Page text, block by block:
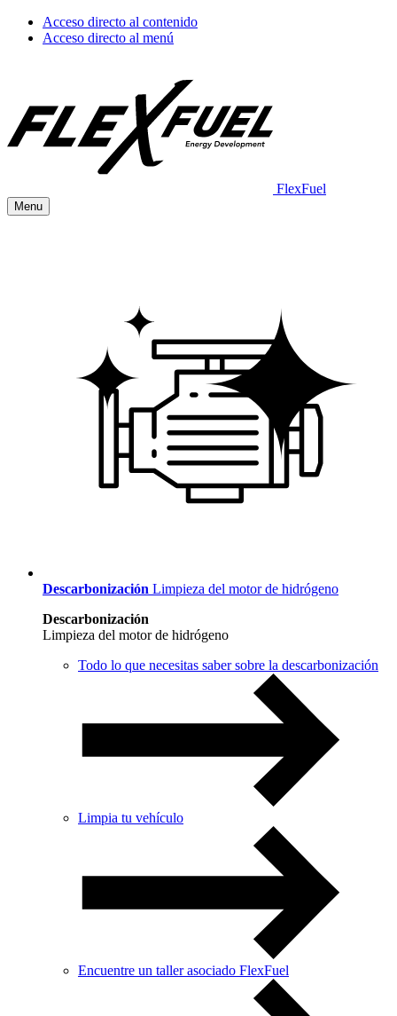
Acceso directo al contenido
Acceso directo al menú
FlexFuel
Menu
Descarbonización Limpieza del motor de hidrógeno
Descarbonización
Limpieza del motor de hidrógeno
Todo lo que necesitas saber sobre la descarbonización
Limpia tu vehículo
Encuentre un taller asociado FlexFuel